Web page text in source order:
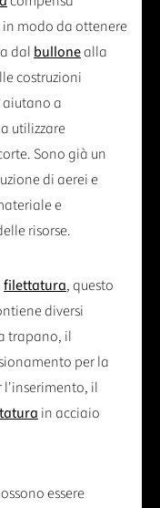
modo da ottenere
dal bullonealla
costruzioni
aiutano a
utilizzare
Sono già un
di aerei e
e
risorse.
filettatura, questo
diversi
trapano, il
per la
l'inserimento, il
in acciaio
essere